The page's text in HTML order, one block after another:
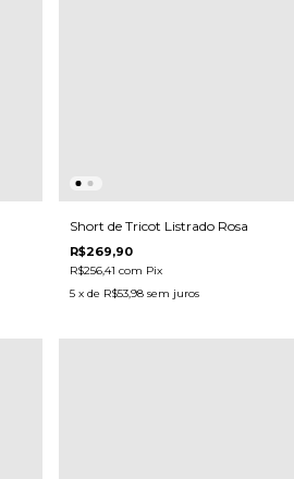
Short de Tricot Listrado Rosa
R$269,90
R$256,41 com Pix
5 x de R$53,98 sem juros